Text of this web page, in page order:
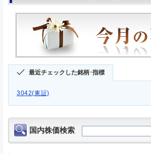
最近チェックした銘柄･指標
3042(東証)